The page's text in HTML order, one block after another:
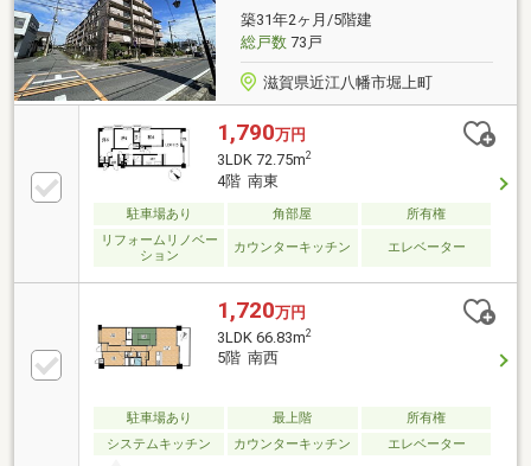
約３．５６平米、北東側約２．５４平米■駐車場の空
き状況は随時確認が必要です■駐車可能な車両は車種
による
築31年2ヶ月/5階建
総戸数73戸
滋賀県近江八幡市堀上町
1,790万円
3LDK 72.75m2
4階 南東
駐車場あり 角部屋
所有権
リフォームリノベー
ション
カウンターキッチン エレベーター
1,720万円
3LDK 66.83m2
5階 南西
駐車場あり 最上階
所有権
システムキッチン
カウンターキッチン エレベーター